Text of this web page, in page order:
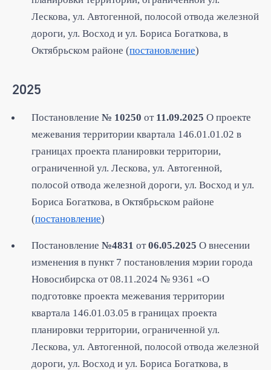
Лескова, ул. Автогенной, полосой отвода железной
дороги, ул. Восход и ул. Бориса Богаткова, в
Октябрьском районе (постановление)
2025
Постановление № 10250 от 11.09.2025 О проекте
межевания территории квартала 146.01.01.02 в
границах проекта планировки территории,
ограниченной ул. Лескова, ул. Автогенной,
полосой отвода железной дороги, ул. Восход и ул.
Бориса Богаткова, в Октябрьском районе
(постановление)
Постановление №4831 от06.05.2025 О внесении
изменения в пункт 7 постановления мэрии города
Новосибирска от 08.11.2024 № 9361 «О
подготовке проекта межевания территории
квартала 146.01.03.05 в границах проекта
планировки территории, ограниченной ул.
Лескова, ул. Автогенной, полосой отвода железной
дороги, ул. Восход и ул. Бориса Богаткова, в